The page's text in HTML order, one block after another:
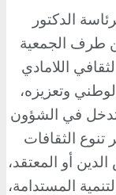
الدكتور
طرف الجمعية
اللامادي
وتعزيزه،
في الشؤون
تنوع الثقافات
أو المعتقد،
المستدامة،